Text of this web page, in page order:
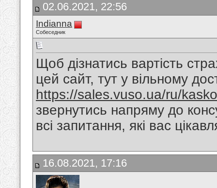
02.06.2021, 22:56
Indianna
Собеседник
Щоб дізнатись вартість
цей сайт, тут у вільному
https://sales.vuso.ua/ru/kasko
звернутись напряму до
всі запитання, які вас
16.08.2021, 17:16